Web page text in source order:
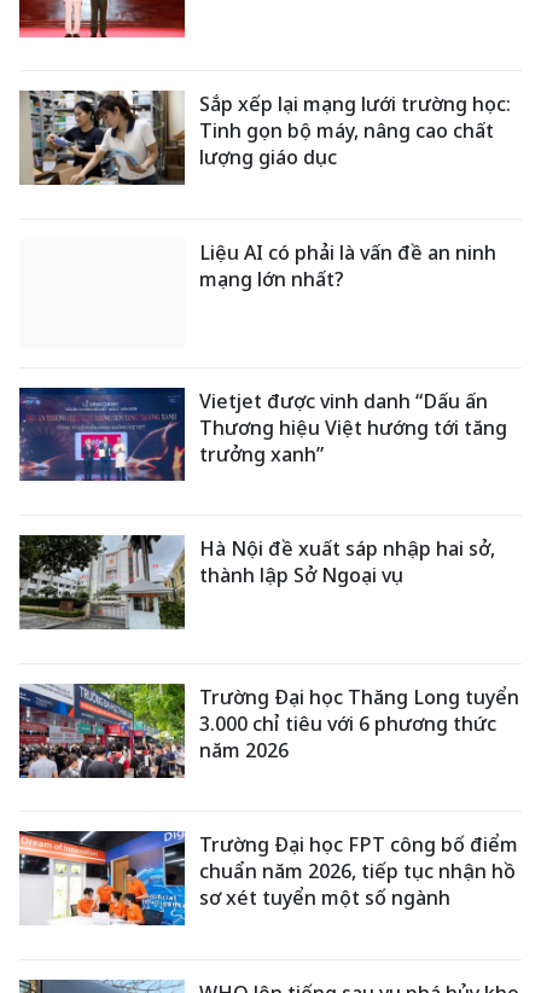
Sắp xếp lại mạng lưới trường học:
Tinh gọn bộ máy, nâng cao chất
lượng giáo dục
Liệu AI có phải là vấn đề an ninh
mạng lớn nhất?
Vietjet được vinh danh “Dấu ấn
Thương hiệu Việt hướng tới tăng
trưởng xanh”
Hà Nội đề xuất sáp nhập hai sở,
thành lập Sở Ngoại vụ
Trường Đại học Thăng Long tuyển
3.000 chỉ tiêu với 6 phương thức
năm 2026
Trường Đại học FPT công bố điểm
chuẩn năm 2026, tiếp tục nhận hồ
sơ xét tuyển một số ngành